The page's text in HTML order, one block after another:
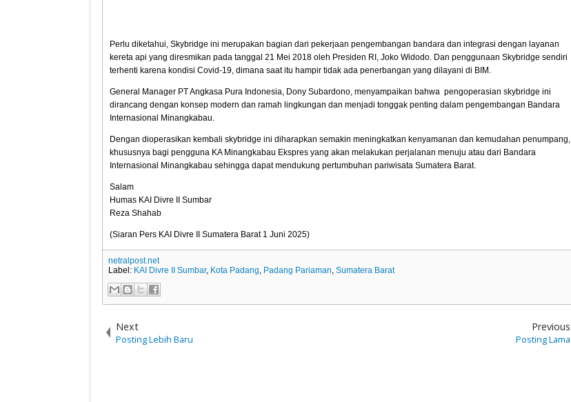
Perlu diketahui, Skybridge ini merupakan bagian dari pekerjaan pengembangan bandara dan integrasi dengan layanan
kereta api yang diresmikan pada tanggal 21 Mei 2018 oleh Presiden RI, Joko Widodo. Dan penggunaan Skybridge sendiri
terhenti karena kondisi Covid-19, dimana saat itu hampir tidak ada penerbangan yang dilayani di BIM.
General Manager PT Angkasa Pura Indonesia, Dony Subardono, menyampaikan bahwa pengoperasian skybridge ini
dirancang dengan konsep modern dan ramah lingkungan dan menjadi tonggak penting dalam pengembangan Bandara
Internasional Minangkabau.
Dengan dioperasikan kembali skybridge ini diharapkan semakin meningkatkan kenyamanan dan kemudahan penumpang,
khususnya bagi pengguna KA Minangkabau Ekspres yang akan melakukan perjalanan menuju atau dari Bandara
Internasional Minangkabau sehingga dapat mendukung pertumbuhan pariwisata Sumatera Barat.
Salam
Humas KAI Divre II Sumbar
Reza Shahab
(Siaran Pers KAI Divre II Sumatera Barat 1 Juni 2025)
netralpost.net
Label: KAI Divre II Sumbar, Kota Padang, Padang Pariaman,Sumatera Barat
Next
Posting Lebih Baru
Previous
Posting Lama